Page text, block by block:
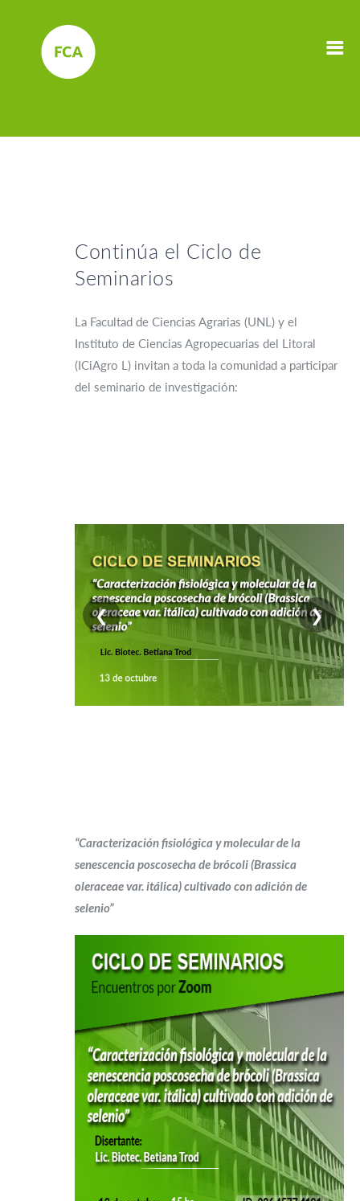
Continúa el Ciclo de
Seminarios
La Facultad de Ciencias Agrarias (UNL) y el
Instituto de Ciencias Agropecuarias del Litoral
(ICiAgro L) invitan a toda la comunidad a participar
del seminario de investigación:
❮ ❯
“Caracterización fisiológica y molecular de la
senescencia poscosecha de brócoli (Brassica
oleraceae var. itálica) cultivado con adición de
selenio”